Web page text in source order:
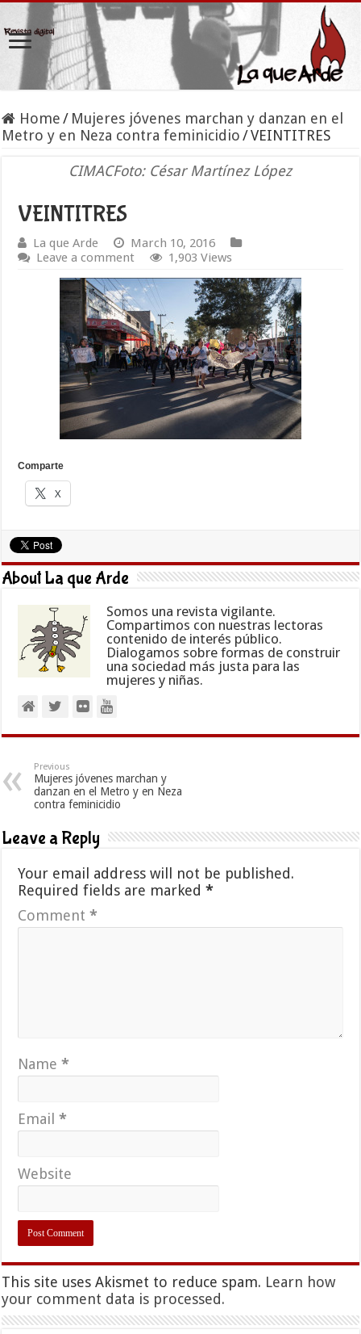
Home / Mujeres jóvenes marchan y danzan en el
Metro y en Neza contra feminicidio /VEINTITRES
CIMACFoto: César Martínez López
VEINTITRES
La que Arde
March 10, 2016
Leave a comment
1,903 Views
Comparte
X
About La que Arde
Somos una revista vigilante.
Compartimos con nuestras lectoras
contenido de interés público.
Dialogamos sobre formas de construir
una sociedad más justa para las
mujeres y niñas.
Previous
Mujeres jóvenes marchan y
danzan en el Metro y en Neza
contra feminicidio
Leave a Reply
Your email address will not be published.
Required fields are marked*
Comment*
Name*
Email*
Website
This site uses Akismet to reduce spam. Learn how
your comment data is processed.